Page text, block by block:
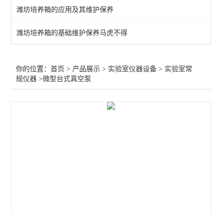
潍坊培养箱的应用及其维护保养
潍坊培养箱的基础维护保养马虎不得
你的位置：首页 > 产品展示 > 实验室仪器设备 > 实验室常
规仪器 >微型台式真空泵